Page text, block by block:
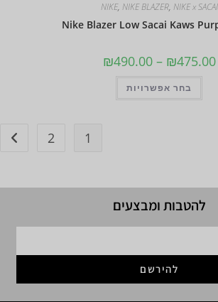
NIKE, NIKE BLAZER, NIKE x SACAI
Nike Blazer Low Sacai Kaws
₪475.00
–
₪490.00
בחר אפשרויות
1
2
להטבות ומבצעים
להירשם